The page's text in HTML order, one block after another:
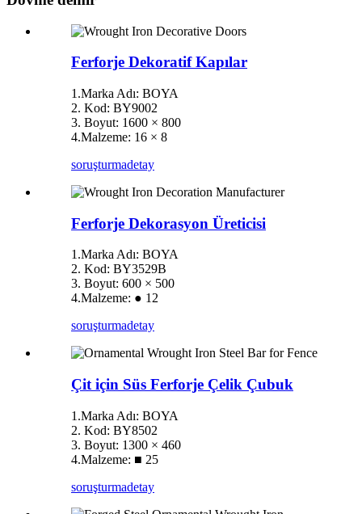
Ferforje Dekoratif Kapılar
1.Marka Adı: BOYA
2. Kod: BY9002
3. Boyut: 1600 × 800
4.Malzeme: 16 × 8
soruşturmadetay
Ferforje Dekorasyon Üreticisi
1.Marka Adı: BOYA
2. Kod: BY3529B
3. Boyut: 600 × 500
4.Malzeme: ● 12
soruşturmadetay
Çit için Süs Ferforje Çelik Çubuk
1.Marka Adı: BOYA
2. Kod: BY8502
3. Boyut: 1300 × 460
4.Malzeme: ■ 25
soruşturmadetay